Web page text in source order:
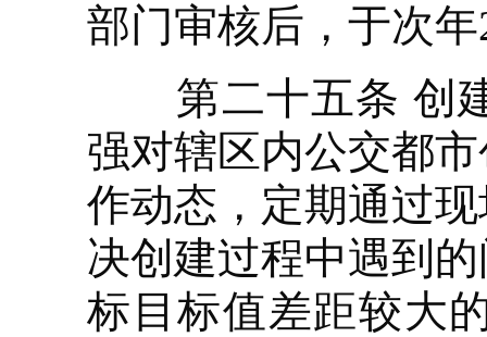
部门审核后，于次
第二十五条 创建
强对辖区内公交都
作动态，定期通过
决创建过程中遇到
标目标值差距较大